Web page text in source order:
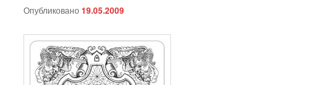
Опубликовано19.05.2009